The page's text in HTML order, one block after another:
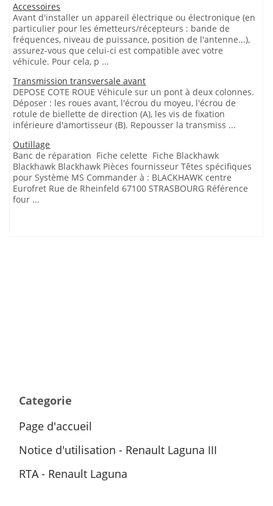
Accessoires
Avant d'installer un appareil électrique ou électronique (en
particulier pour les émetteurs/récepteurs : bande de
fréquences, niveau de puissance, position de l'antenne...),
assurez-vous que celui-ci est compatible avec votre
véhicule. Pour cela, p ...
Transmission transversale avant
DEPOSE COTE ROUE Véhicule sur un pont à deux colonnes.
Déposer : les roues avant, l'écrou du moyeu, l'écrou de
rotule de biellette de direction (A), les vis de fixation
inférieure d'amortisseur (B). Repousser la transmiss ...
Outillage
Banc de réparation Fiche celette Fiche Blackhawk
Blackhawk Blackhawk Pièces fournisseur Têtes spécifiques
pour Système MS Commander à : BLACKHAWK centre
Eurofret Rue de Rheinfeld 67100 STRASBOURG Référence
four ...
Categorie
Page d'accueil
Notice d'utilisation - Renault Laguna III
RTA - Renault Laguna